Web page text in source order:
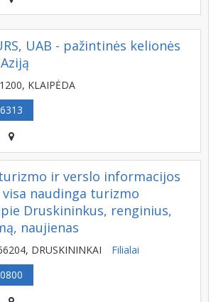
UAB - pažintinės kelionės
KLAIPĖDA
ir verslo informacijos
visa naudinga turizmo
Druskininkus, renginius,
naujienas
DRUSKININKAI
Filialai